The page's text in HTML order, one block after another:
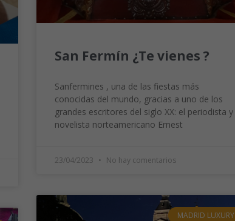
San Fermín ¿Te vienes ?
Sanfermines , una de las fiestas más
conocidas del mundo, gracias a uno de los
grandes escritores del siglo XX: el periodista y
novelista norteamericano Ernest
23/04/2023 No hay comentarios
MADRID LUXURY